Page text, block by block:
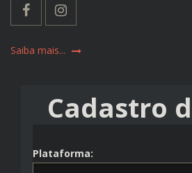
Saiba mais...
Cadastro
Plataforma: